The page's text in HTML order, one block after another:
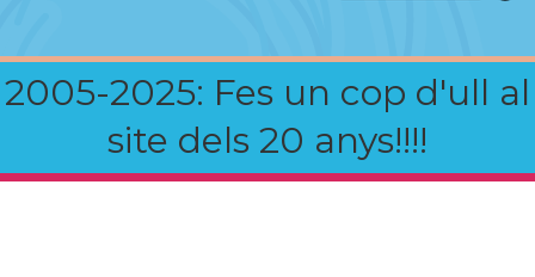
2005-2025: Fes un cop d'ull al
site dels 20 anys!!!!